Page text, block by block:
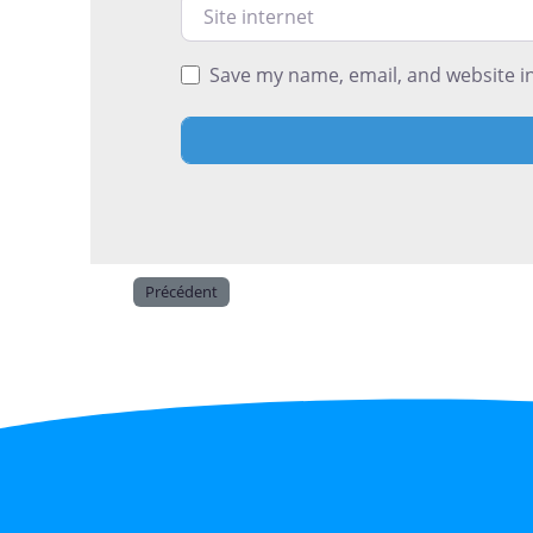
Save my name, email, and
Précédent